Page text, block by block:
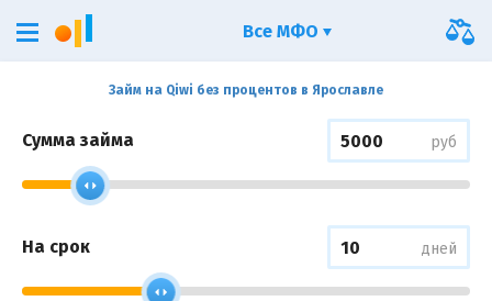
Займ на Qiwi без процентов в Ярославле
Сумма займа руб
На срок дней
Все МФО